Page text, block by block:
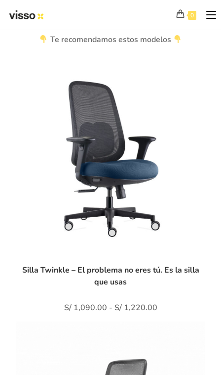
0
Te recomendamos estos modelos
Silla Twinkle – El problema no eres tú. Es la silla
que usas
S/1,090.00 - S/1,220.00